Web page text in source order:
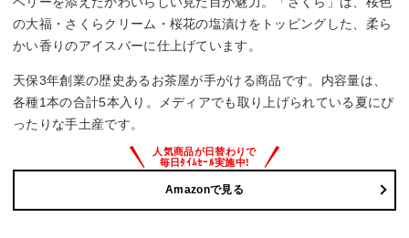
の大福・さくらクリーム・桜花の塩漬けをトッピングした、柔ら
かい香りのアイスバーに仕上げています。
天保3年創業の歴史あるお茶屋が手がける商品です。内容量は、
各種1本の合計5本入り。メディアでも取り上げられている夏にぴ
ったりな手土産です。
Amazonで見る